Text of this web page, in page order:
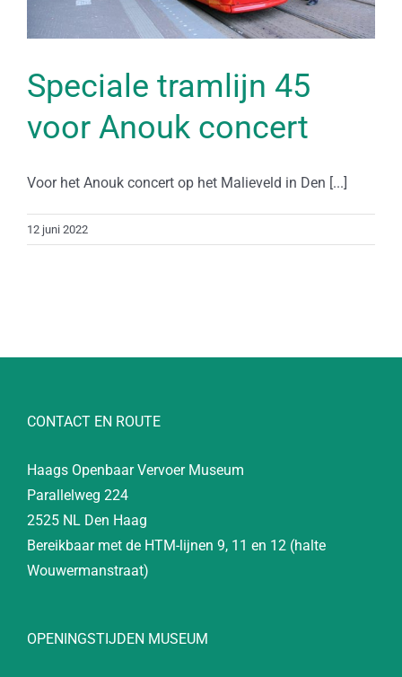
Speciale tramlijn 45
voor Anouk concert
Voor het Anouk concert op het Malieveld in Den [...]
12 juni 2022
CONTACT EN ROUTE
Haags Openbaar Vervoer Museum
Parallelweg 224
2525 NL Den Haag
Bereikbaar met de HTM-lijnen 9, 11 en 12 (halte
Wouwermanstraat)
OPENINGSTIJDEN MUSEUM